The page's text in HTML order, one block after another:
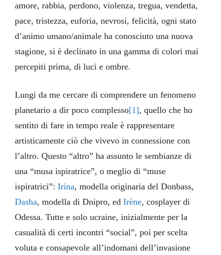
amore, rabbia, perdono, violenza, tregua, vendetta,
pace, tristezza, euforia, nevrosi, felicità, ogni stato
d’animo umano/animale ha conosciuto una nuova
stagione, si è declinato in una gamma di colori mai
percepiti prima, di luci e ombre.
Lungi da me cercare di comprendere un fenomeno
planetario a dir poco complesso[1], quello che ho
sentito di fare in tempo reale è rappresentare
artisticamente ciò che vivevo in connessione con
l’altro. Questo “altro” ha assunto le sembianze di
una “musa ispiratrice”, o meglio di “muse
ispiratrici”:Irina, modella originaria del Donbass,
Dasha, modella di Dnipro, edIrène, cosplayer di
Odessa. Tutte e solo ucraine, inizialmente per la
casualità di certi incontri “social”, poi per scelta
voluta e consapevole all’indomani dell’invasione